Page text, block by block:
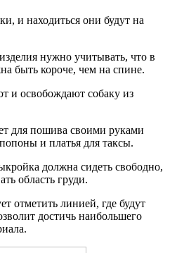
и находиться они будут на
нужно учитывать, что в
быть короче, чем на спине.
и освобождают собаку из
для пошива своими руками
и платья для таксы.
должна сидеть свободно,
область груди.
отметить линией, где будут
достичь наибольшего